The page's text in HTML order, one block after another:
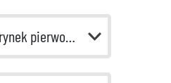
HOME
Mieszkania - rynek pierwotny